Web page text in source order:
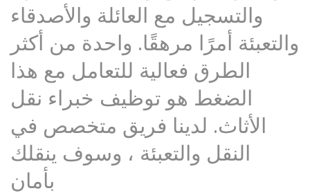
والتسجيل مع العائلة والأصدقاء
والتعبئة أمرًا مرهقًا. واحدة من أكثر
الطرق فعالية للتعامل مع هذا
الضغط هو توظيف خبراء نقل
الأثاث. لدينا فريق متخصص في
النقل والتعبئة ، وسوف ينقلك
بأمان